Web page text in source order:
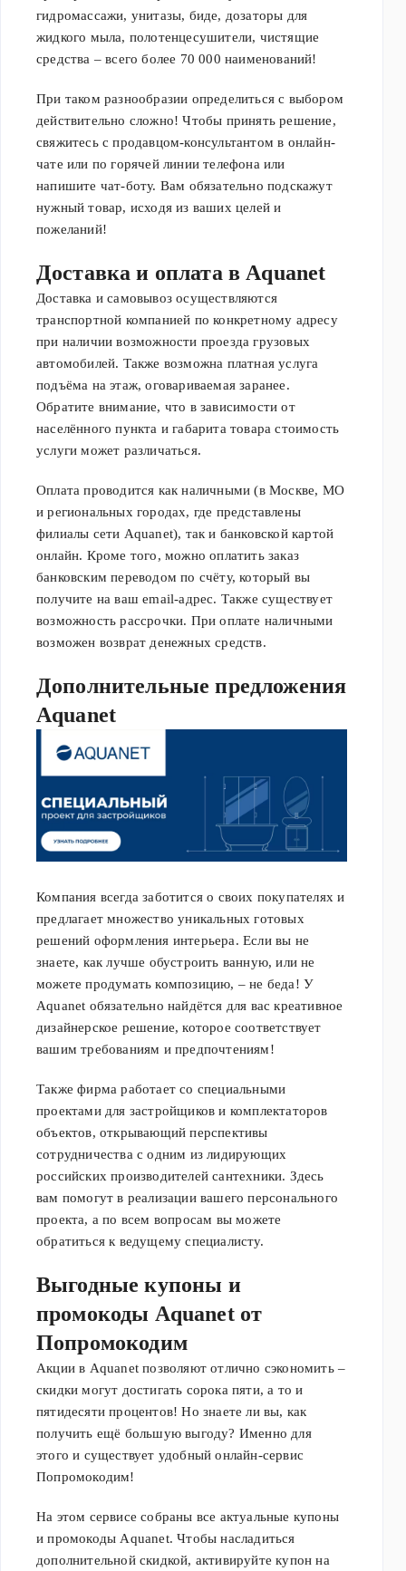
гидромассажи, унитазы, биде, дозаторы для
жидкого мыла, полотенцесушители, чистящие
средства – всего более 70 000 наименований!
При таком разнообразии определиться с выбором
действительно сложно! Чтобы принять решение,
свяжитесь с продавцом-консультантом в онлайн-
чате или по горячей линии телефона или
напишите чат-боту. Вам обязательно подскажут
нужный товар, исходя из ваших целей и
пожеланий!
Доставка и оплата в Aquanet
Доставка и самовывоз осуществляются
транспортной компанией по конкретному адресу
при наличии возможности проезда грузовых
автомобилей. Также возможна платная услуга
подъёма на этаж, оговариваемая заранее.
Обратите внимание, что в зависимости от
населённого пункта и габарита товара стоимость
услуги может различаться.
Оплата проводится как наличными (в Москве, МО
и региональных городах, где представлены
филиалы сети Aquanet), так и банковской картой
онлайн. Кроме того, можно оплатить заказ
банковским переводом по счёту, который вы
получите на ваш email-адрес. Также существует
возможность рассрочки. При оплате наличными
возможен возврат денежных средств.
Дополнительные предложения
Aquanet
Компания всегда заботится о своих покупателях и
предлагает множество уникальных готовых
решений оформления интерьера. Если вы не
знаете, как лучше обустроить ванную, или не
можете продумать композицию, – не беда! У
Aquanet обязательно найдётся для вас креативное
дизайнерское решение, которое соответствует
вашим требованиям и предпочтениям!
Также фирма работает со специальными
проектами для застройщиков и комплектаторов
объектов, открывающий перспективы
сотрудничества с одним из лидирующих
российских производителей сантехники. Здесь
вам помогут в реализации вашего персонального
проекта, а по всем вопросам вы можете
обратиться к ведущему специалисту.
Выгодные купоны и
промокоды Aquanet от
Попромокодим
Акции в Aquanet позволяют отлично сэкономить –
скидки могут достигать сорока пяти, а то и
пятидесяти процентов! Но знаете ли вы, как
получить ещё большую выгоду? Именно для
этого и существует удобный онлайн-сервис
Попромокодим!
На этом сервисе собраны все актуальные купоны
и промокоды Aquanet. Чтобы насладиться
дополнительной скидкой, активируйте купон на